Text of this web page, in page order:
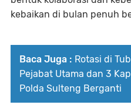
kebaikan di bulan penuh
Baca Juga : Rotasi di
Pejabat Utama dan 3
Polda Sulteng Berganti